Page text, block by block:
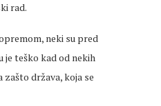
rad.
neki su pred
je teško kad od nekih
zašto država, koja se